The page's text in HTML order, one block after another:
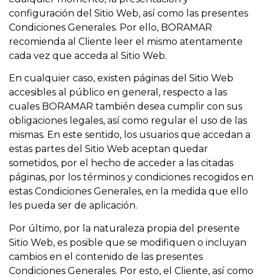
configuración del Sitio Web, así como las presentes
Condiciones Generales. Por ello, BORAMAR
recomienda al Cliente leer el mismo atentamente
cada vez que acceda al Sitio Web.
En cualquier caso, existen páginas del Sitio Web
accesibles al público en general, respecto a las
cuales BORAMAR también desea cumplir con sus
obligaciones legales, así como regular el uso de las
mismas. En este sentido, los usuarios que accedan a
estas partes del Sitio Web aceptan quedar
sometidos, por el hecho de acceder a las citadas
páginas, por los términos y condiciones recogidos en
estas Condiciones Generales, en la medida que ello
les pueda ser de aplicación.
Por último, por la naturaleza propia del presente
Sitio Web, es posible que se modifiquen o incluyan
cambios en el contenido de las presentes
Condiciones Generales. Por esto, el Cliente, así como